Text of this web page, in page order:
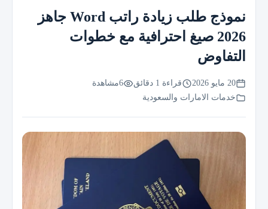
نموذج طلب زيادة راتب Word جاهز
2026 صيغ احترافية مع خطوات
التفاوض
20 مايو 2026 قراءة 1 دقائق 6مشاهدة
خدمات الامارات والسعودية